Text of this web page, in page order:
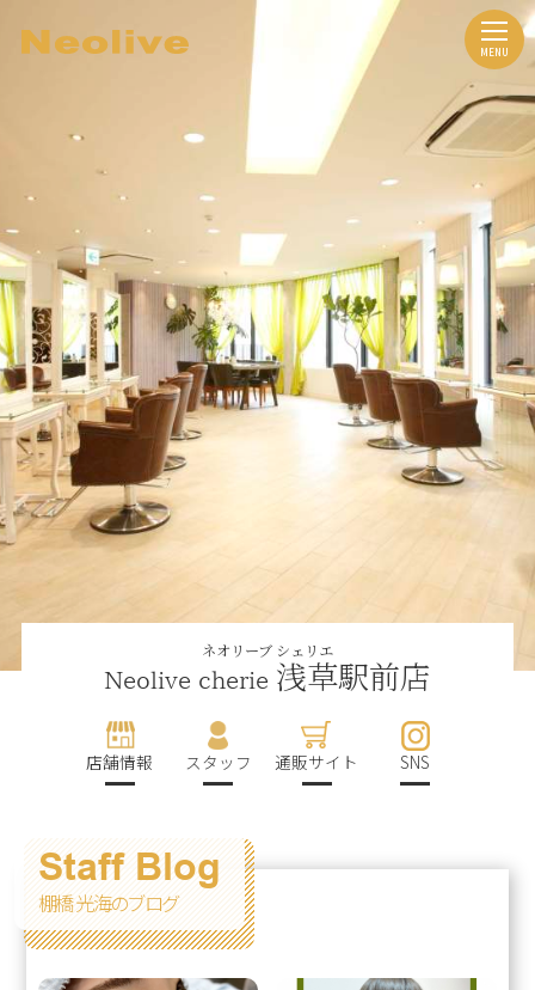
ネオリーブ シェリエ
Neolive cherie 浅草駅前店
店舗情報 スタッフ 通販サイト SNS
Staff Blog
棚橋 光海のブログ